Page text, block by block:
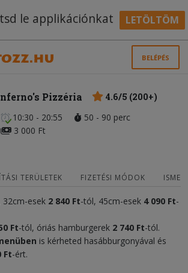
le applikációnkat LETÖLTÖM
BELÉPÉS
Pizzéria
4.6/5 (200+)
10:30 - 20:55
50 - 90 perc
3 000 Ft
TERÜLETEK FIZETÉSI MÓDOK
32cm-esek 2 840 Ft-tól, 45cm-esek 4 090 Ft-
Ft-tól, óriás hamburgerek 2 740 Ft-tól.
is kérheted hasábburgonyával és
Ft-ért.